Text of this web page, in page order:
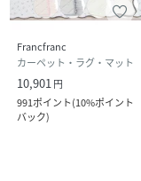
Francfranc
カーペット・ラグ・マット
10,901 円
991ポイント(10%ポイント
バック)